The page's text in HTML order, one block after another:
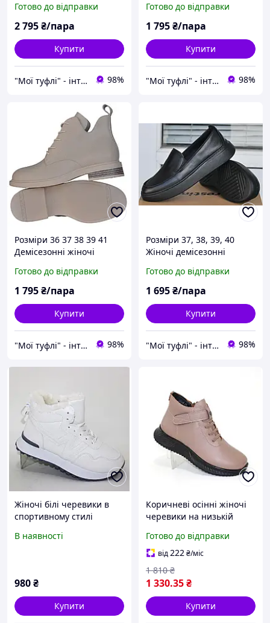
зручні Mermaid 380
Готово до відправки
2 795₴/пара
Купити
"Мої туфлі" - інтернет магазин взуття на всі випадки життя. 98%
на низькому ходу, бежеві,
легкі та зручні
Готово до відправки
1 795₴/пара
Купити
"Мої туфлі" - інтернет магазин взуття на всі випадки життя. 98%
Розміри 36 37 38 39 41
Демісезонні жіночі
ботильйони на низькому
ходу, бежеві, легкі та
Готово до відправки
1 795₴/пара
Купити
"Мої туфлі" - інтернет магазин взуття на всі випадки життя. 98%
Розміри 37, 38, 39, 40
Жіночі демісезонні
на платформі з піни,
чорні, легкі та зручні
Готово до відправки
1 695₴/пара
Купити
"Мої туфлі" - інтернет магазин взуття на всі випадки життя. 98%
Жіночі білі черевики в
спортивному стилі
В наявності
980₴
Купити
Коричневі осінні жіночі
черевики на низькій
блискавці коричневий
black store
Готово до відправки
від222₴/міс
1 330.35₴
1 810 ₴
Купити